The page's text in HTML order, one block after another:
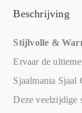
Beschrijving
Stijlvolle &
Ervaar de
Sjaalmania
Deze veelzijdige